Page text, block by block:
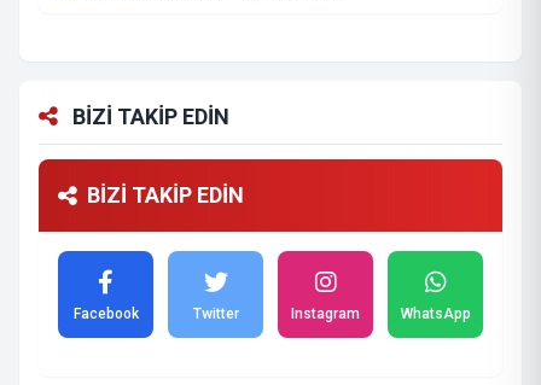
BİZİ TAKİP EDİN
BİZİ TAKİP EDİN
Facebook Twitter Instagram WhatsApp